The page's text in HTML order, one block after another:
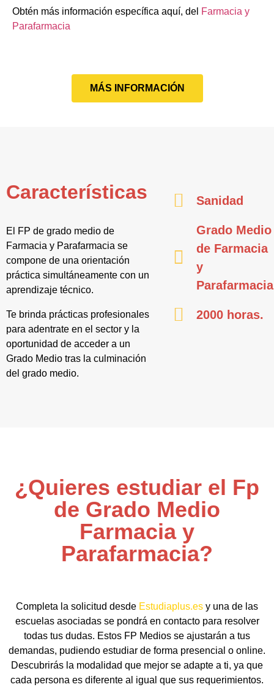
Obtén más información específica aquí, del Farmacia y
Parafarmacia
MÁS INFORMACIÓN
Características
El FP de grado medio de
Farmacia y Parafarmacia se
compone de una orientación
práctica simultáneamente con un
aprendizaje técnico.
Te brinda prácticas profesionales
para adentrate en el sector y la
oportunidad de acceder a un
Grado Medio tras la culminación
del grado medio.
Sanidad
Grado Medio
de Farmacia
y
Parafarmacia
2000 horas.
¿Quieres estudiar el Fp
de Grado Medio
Farmacia y
Parafarmacia?
Completa la solicitud desde Estudiaplus.es y una de las
escuelas asociadas se pondrá en contacto para resolver
todas tus dudas. Estos FP Medios se ajustarán a tus
demandas, pudiendo estudiar de forma presencial o online.
Descubrirás la modalidad que mejor se adapte a ti, ya que
cada persona es diferente al igual que sus requerimientos.